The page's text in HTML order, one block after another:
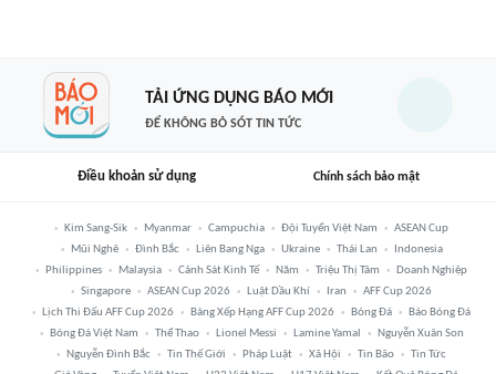
TẢI ỨNG DỤNG BÁO MỚI
ĐỂ KHÔNG BỎ SÓT TIN TỨC
Điều khoản sử dụng Chính sách bảo mật
Kim Sang-Sik Myanmar Campuchia Đội Tuyển Việt Nam
ASEAN Cup
Mũi Nghê
Đình Bắc Liên Bang Nga Ukraine Thái Lan
Indonesia
Philippines
Malaysia Cảnh Sát Kinh Tế Năm Triệu Thị Tâm
Doanh Nghiệp
Singapore
ASEAN Cup 2026 Luật Dầu Khí Iran
AFF Cup 2026
Lịch Thi Đấu AFF Cup 2026
Bảng Xếp Hạng AFF Cup 2026 Bóng Đá
Báo Bóng Đá
Bóng Đá Việt Nam
Thể Thao Lionel Messi Lamine Yamal
Nguyễn Xuân Son
Nguyễn Đình Bắc
Tin Thế Giới Pháp Luật Xã Hội Tin Bão
Tin Tức